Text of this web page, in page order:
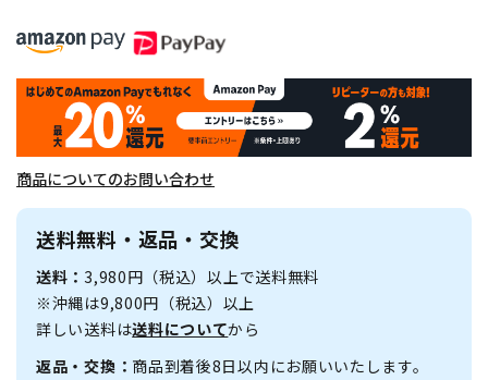
商品についてのお問い合わせ
送料無料・返品・交換
送料：3,980円（税込）以上で送料無料
※沖縄は9,800円（税込）以上
詳しい送料は送料についてから
返品・交換： 商品到着後8日以内にお願いいたします。